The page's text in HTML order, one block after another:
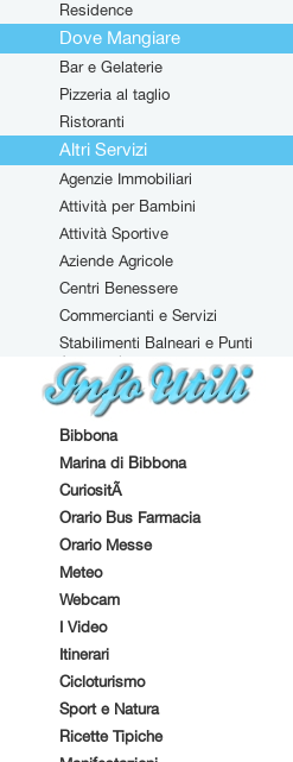
Residence
Dove Mangiare
Bar e Gelaterie
Pizzeria al taglio
Ristoranti
Altri Servizi
Agenzie Immobiliari
Attività per Bambini
Attività Sportive
Aziende Agricole
Centri Benessere
Commercianti e Servizi
Stabilimenti Balneari e Punti
Attrezzati
Bibbona
Marina di Bibbona
CuriositÃ
Orario Bus Farmacia
Orario Messe
Meteo
Webcam
I Video
Itinerari
Cicloturismo
Sport e Natura
Ricette Tipiche